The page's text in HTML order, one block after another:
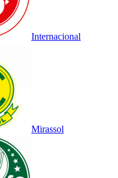
Internacional
Mirassol